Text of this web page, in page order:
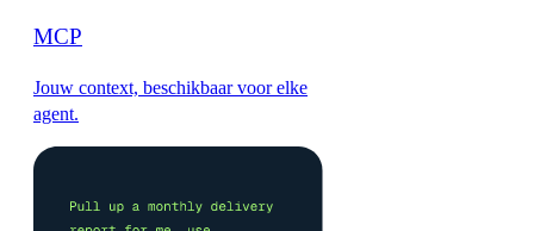
MCP
Jouw context, beschikbaar voor elke
agent.